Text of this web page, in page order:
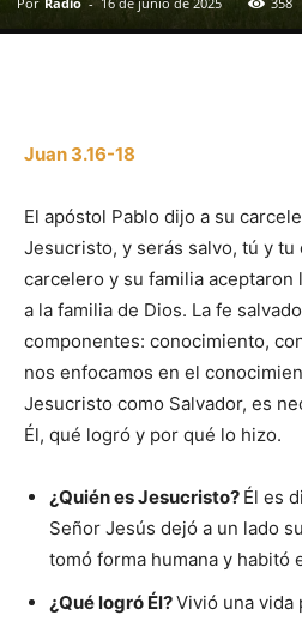
Juan 3.16-18
El apóstol Pablo dijo a su
Jesucristo, y serás salvo, tú y tu
carcelero y su familia
a la familia de Dios. La fe
componentes: conocimiento,
nos enfocamos en el
Jesucristo como Salvador, es
Él, qué logró y por qué lo hizo.
¿Quién es Jesucristo? Él es
Señor Jesús dejó a un lado
tomó forma humana y habitó
¿Qué logró Él?Vivió una vida